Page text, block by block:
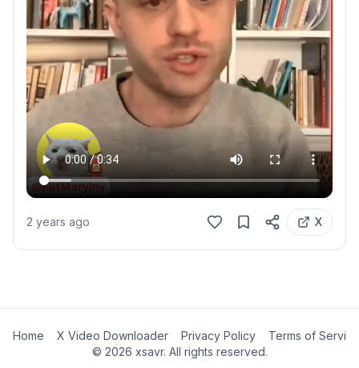
2 years ago X
Home X Video Downloader Privacy Policy
Terms of Service
© 2026 xsavr. All rights reserved.